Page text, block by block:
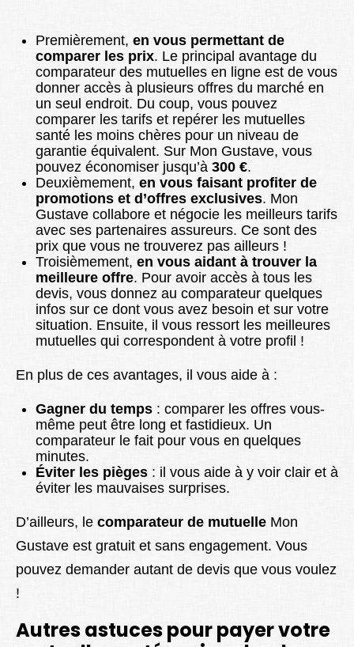
Premièrement, en vous permettant de
comparer les prix. Le principal avantage du
comparateur des mutuelles en ligne est de vous
donner accès à plusieurs offres du marché en
un seul endroit. Du coup, vous pouvez
comparer les tarifs et repérer les mutuelles
santé les moins chères pour un niveau de
garantie équivalent. Sur Mon Gustave, vous
pouvez économiser jusqu’à 300 €.
Deuxièmement, en vous faisant profiter de
promotions et d’offres exclusives. Mon
Gustave collabore et négocie les meilleurs tarifs
avec ses partenaires assureurs. Ce sont des
prix que vous ne trouverez pas ailleurs !
Troisièmement, en vous aidant à trouver la
meilleure offre. Pour avoir accès à tous les
devis, vous donnez au comparateur quelques
infos sur ce dont vous avez besoin et sur votre
situation. Ensuite, il vous ressort les meilleures
mutuelles qui correspondent à votre profil !
En plus de ces avantages, il vous aide à :
Gagner du temps : comparer les offres vous-
même peut être long et fastidieux. Un
comparateur le fait pour vous en quelques
minutes.
Éviter les pièges : il vous aide à y voir clair et à
éviter les mauvaises surprises.
D’ailleurs, le comparateur de mutuelle Mon
Gustave est gratuit et sans engagement. Vous
pouvez demander autant de devis que vous voulez
!
Autres astuces pour payer votre